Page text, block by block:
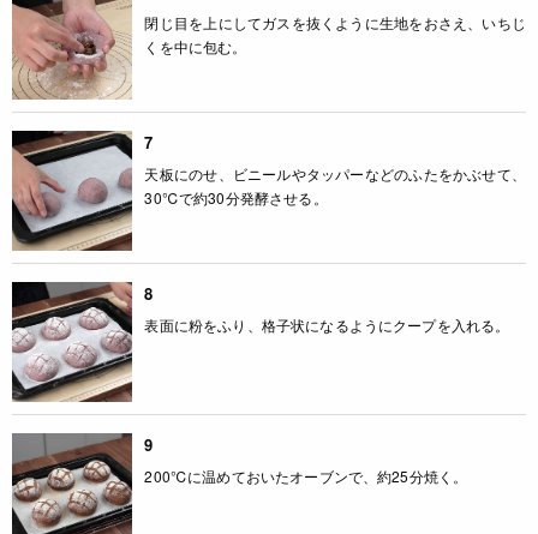
閉じ目を上にしてガスを抜くように生地をおさえ、いちじ
くを中に包む。
7
天板にのせ、ビニールやタッパーなどのふたをかぶせて、
30℃で約30分発酵させる。
8
表面に粉をふり、格子状になるようにクープを入れる。
9
200℃に温めておいたオーブンで、約25分焼く。